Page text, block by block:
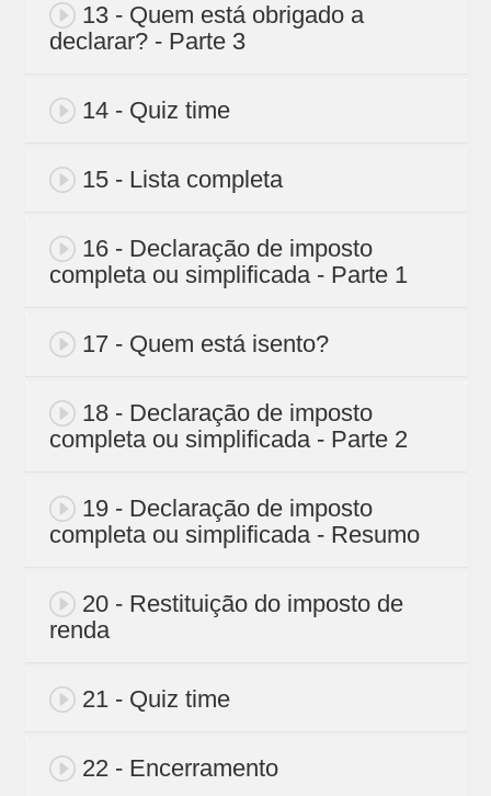
13 - Quem está obrigado a
declarar? - Parte 3
14 - Quiz time
15 - Lista completa
16 - Declaração de imposto
completa ou simplificada - Parte 1
17 - Quem está isento?
18 - Declaração de imposto
completa ou simplificada - Parte 2
19 - Declaração de imposto
completa ou simplificada - Resumo
20 - Restituição do imposto de
renda
21 - Quiz time
22 - Encerramento